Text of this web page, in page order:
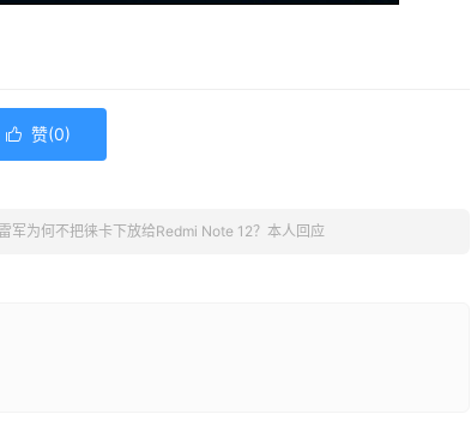
 赞(0)
军为何不把徕卡下放给Redmi Note 12？本人回应